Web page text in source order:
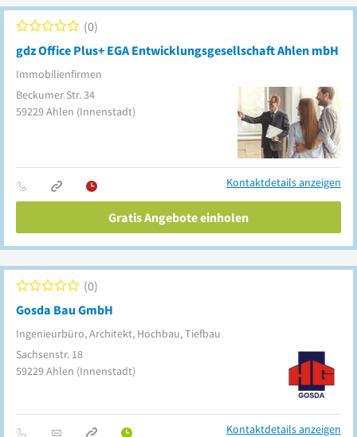
gdz Office Plus+ EGA Entwicklungsgesellschaft Ahlen mbH
Immobilienfirmen
0
Beckumer Str. 34
59229Ahlen (Innenstadt)
Kontaktdetails anzeigen
Gratis Angebote einholen
Gosda Bau GmbH
Ingenieurbüro, Architekt, Hochbau, Tiefbau
0
Sachsenstr. 18
59229Ahlen (Innenstadt)
Kontaktdetails anzeigen